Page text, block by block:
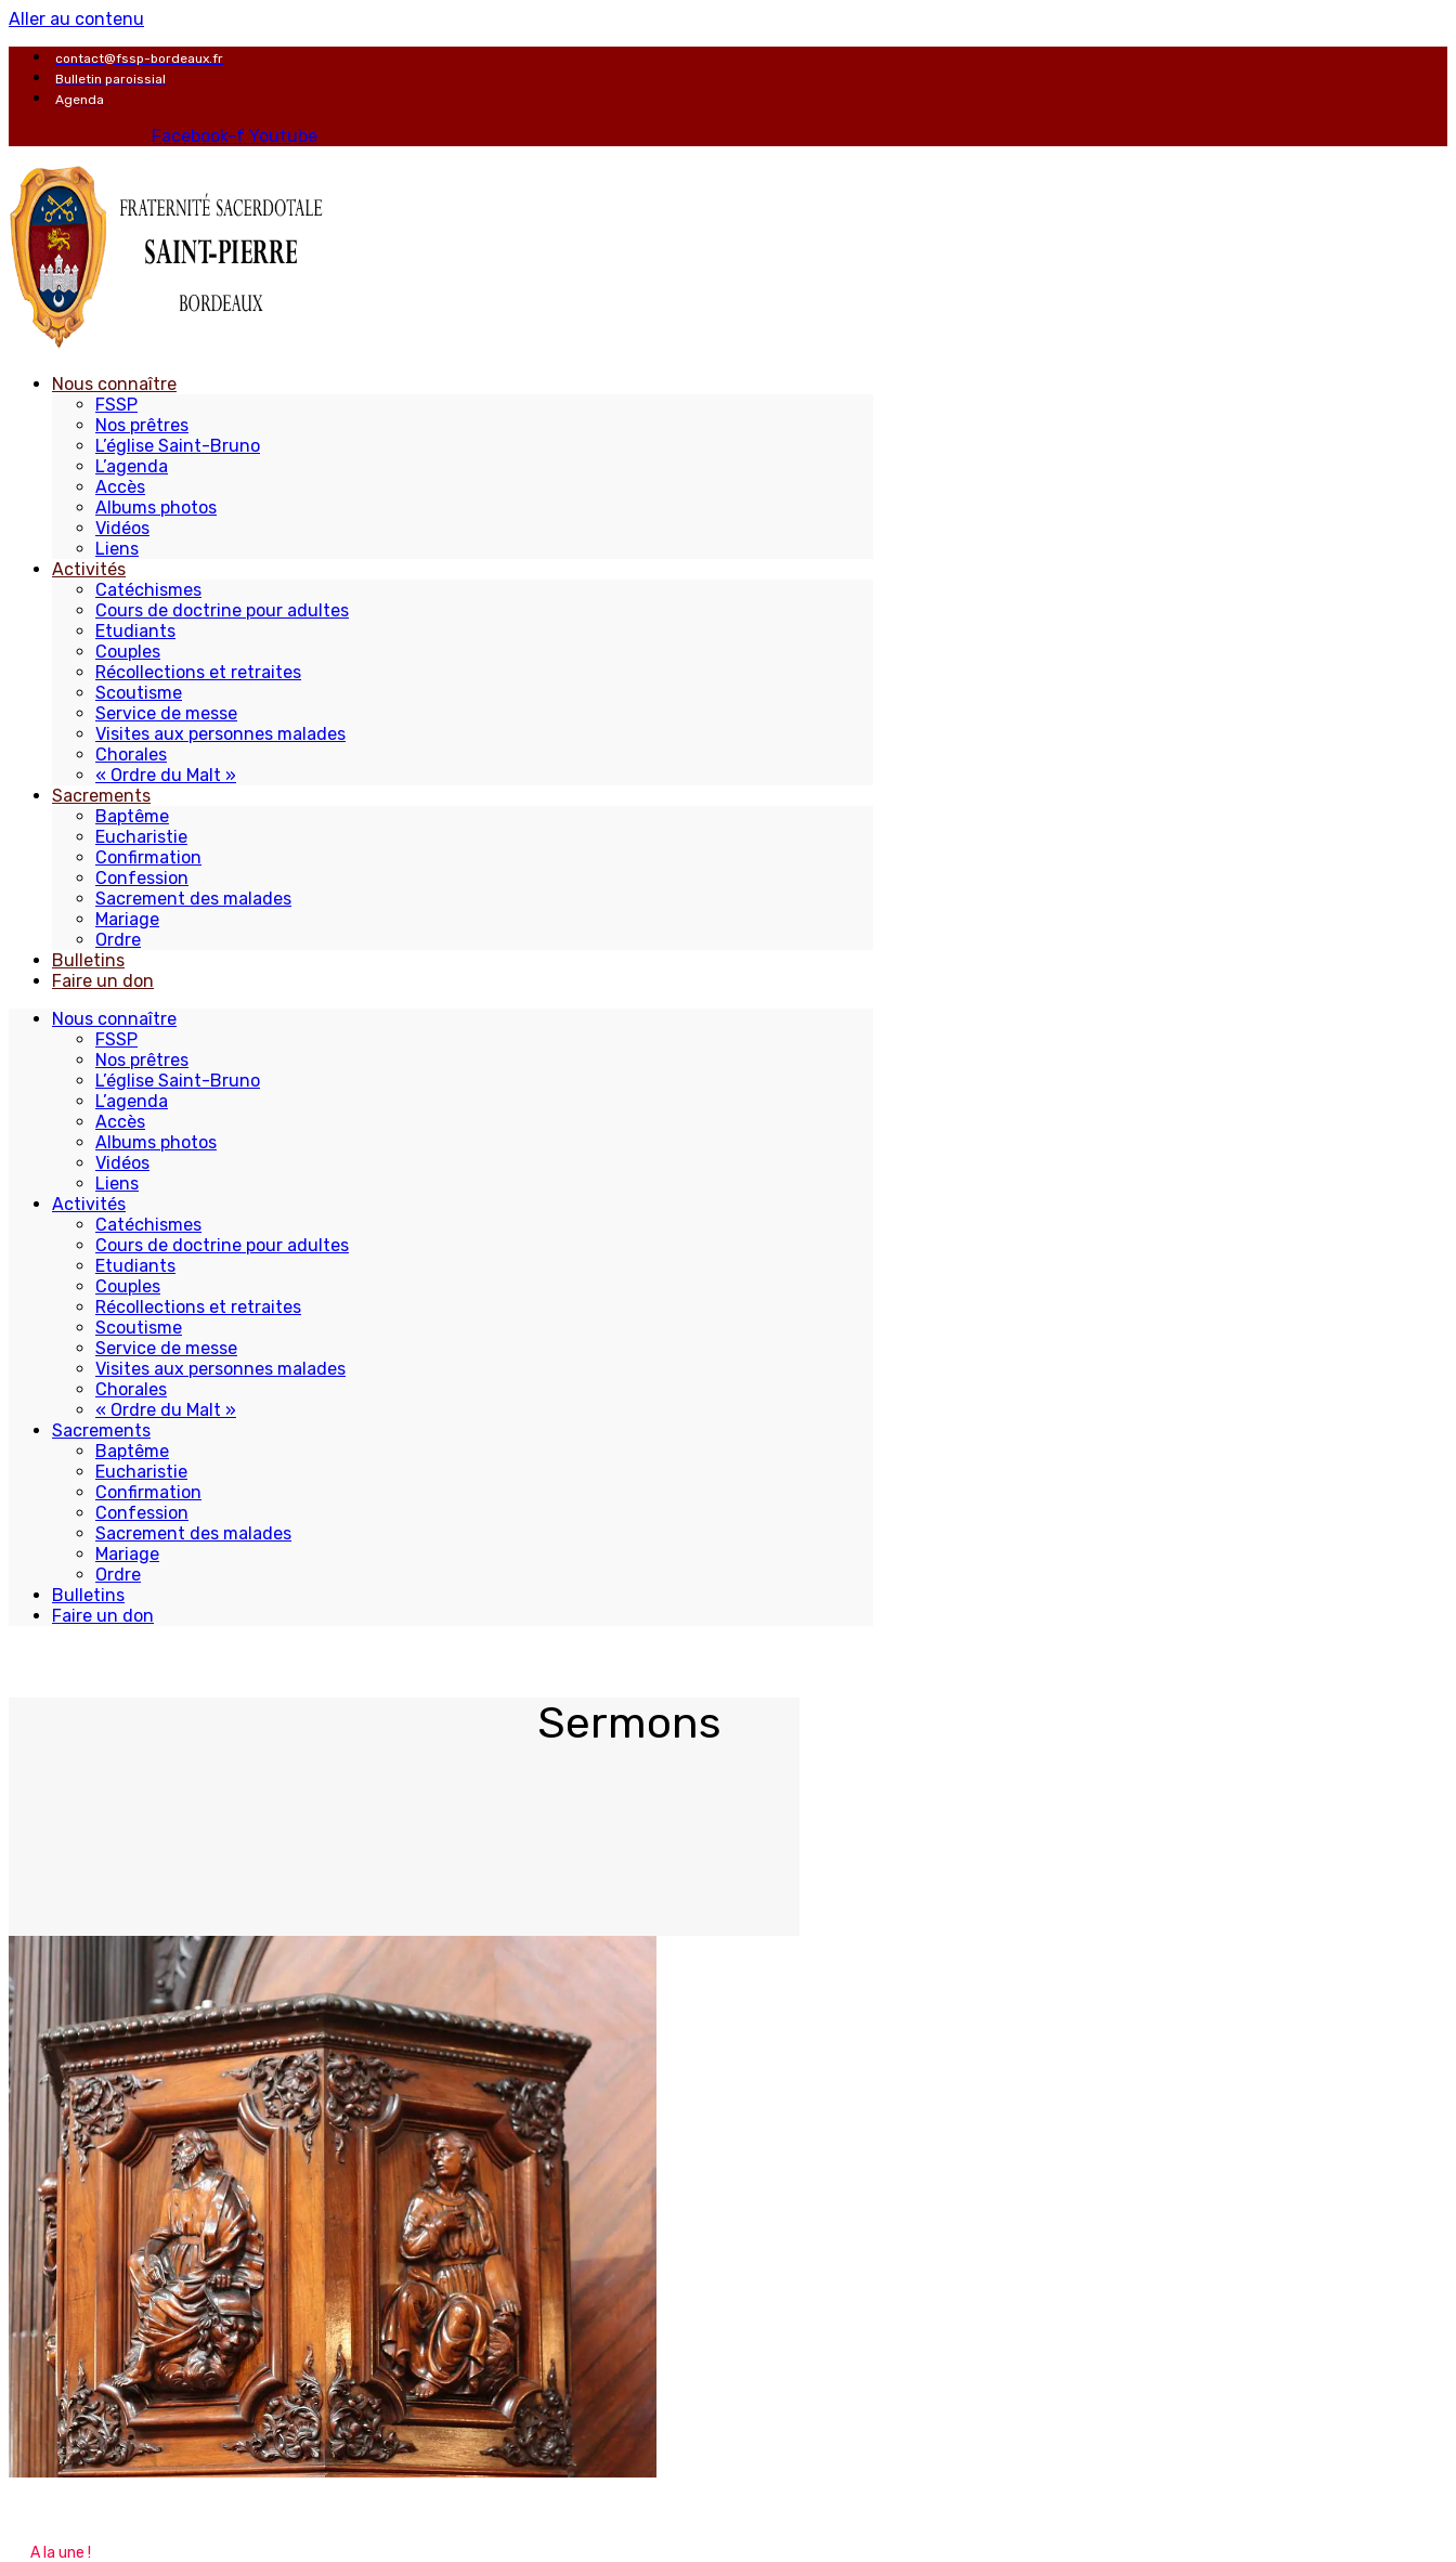
Aller au contenu
contact@fssp-bordeaux.fr
Bulletin paroissial
Agenda
Facebook-f Youtube
Nous connaître
FSSP
Nos prêtres
L’église Saint-Bruno
L’agenda
Accès
Albums photos
Vidéos
Liens
Activités
Catéchismes
Cours de doctrine pour adultes
Etudiants
Couples
Récollections et retraites
Scoutisme
Service de messe
Visites aux personnes malades
Chorales
« Ordre du Malt »
Sacrements
Baptême
Eucharistie
Confirmation
Confession
Sacrement des malades
Mariage
Ordre
Bulletins
Faire un don
Nous connaître
FSSP
Nos prêtres
L’église Saint-Bruno
L’agenda
Accès
Albums photos
Vidéos
Liens
Activités
Catéchismes
Cours de doctrine pour adultes
Etudiants
Couples
Récollections et retraites
Scoutisme
Service de messe
Visites aux personnes malades
Chorales
« Ordre du Malt »
Sacrements
Baptême
Eucharistie
Confirmation
Confession
Sacrement des malades
Mariage
Ordre
Bulletins
Faire un don
Sermons
A la une !